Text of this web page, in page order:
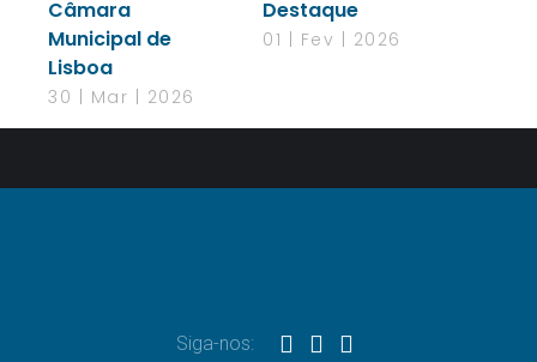
Câmara
Municipal de
Lisboa
30 | Mar | 2026
Destaque
01 | Fev | 2026